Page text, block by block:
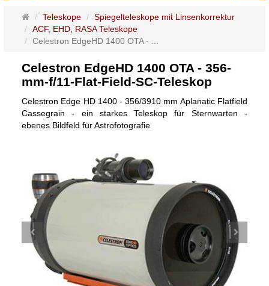
Startseite
Teleskope
Spiegelteleskope mit Linsenkorrektur
ACF, EHD, RASA Teleskope
Celestron EdgeHD 1400 OTA - ...
Celestron EdgeHD 1400 OTA - 356-
mm-f/11-Flat-Field-SC-Teleskop
Celestron Edge HD 1400 - 356/3910 mm Aplanatic Flatfield
Cassegrain - ein starkes Teleskop für Sternwarten -
ebenes Bildfeld für Astrofotografie